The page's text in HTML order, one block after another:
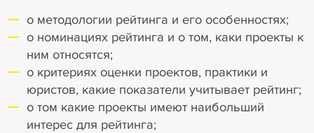
о методологии рейтинга и его особенностях;
о номинациях рейтинга и о том, каки проекты к
ним относятся;
о критериях оценки проектов, практики и
юристов, какие показатели учитывает рейтинг;
о том какие проекты имеют наибольший
интерес для рейтинга;